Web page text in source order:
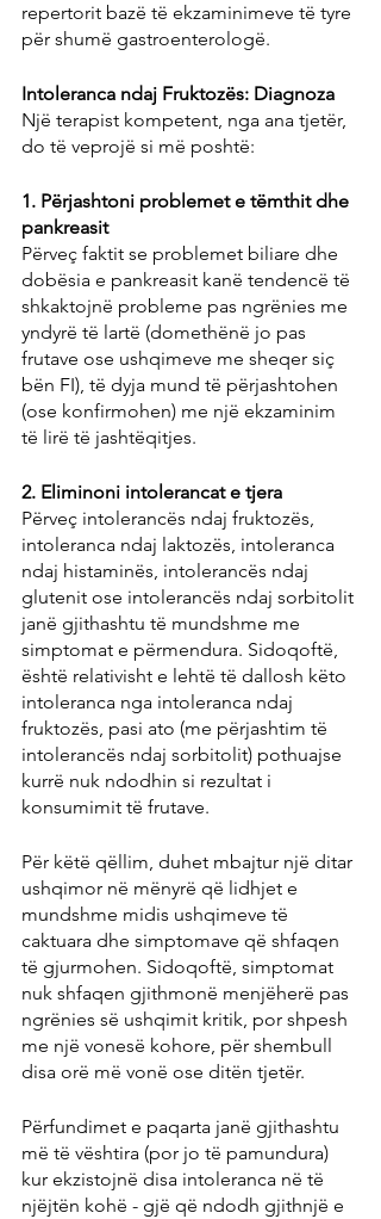
repertorit bazë të ekzaminimeve të tyre
për shumë gastroenterologë.
Intoleranca ndaj Fruktozës: Diagnoza
Një terapist kompetent, nga ana tjetër,
do të veprojë si më poshtë:
1. Përjashtoni problemet e tëmthit dhe
pankreasit
Përveç faktit se problemet biliare dhe
dobësia e pankreasit kanë tendencë të
shkaktojnë probleme pas ngrënies me
yndyrë të lartë (domethënë jo pas
frutave ose ushqimeve me sheqer siç
bën FI), të dyja mund të përjashtohen
(ose konfirmohen) me një ekzaminim
të lirë të jashtëqitjes.
2. Eliminoni intolerancat e tjera
Përveç intolerancës ndaj fruktozës,
intoleranca ndaj laktozës, intoleranca
ndaj histaminës, intolerancës ndaj
glutenit ose intolerancës ndaj sorbitolit
janë gjithashtu të mundshme me
simptomat e përmendura. Sidoqoftë,
është relativisht e lehtë të dallosh këto
intoleranca nga intoleranca ndaj
fruktozës, pasi ato (me përjashtim të
intolerancës ndaj sorbitolit) pothuajse
kurrë nuk ndodhin si rezultat i
konsumimit të frutave.
Për këtë qëllim, duhet mbajtur një ditar
ushqimor në mënyrë që lidhjet e
mundshme midis ushqimeve të
caktuara dhe simptomave që shfaqen
të gjurmohen. Sidoqoftë, simptomat
nuk shfaqen gjithmonë menjëherë pas
ngrënies së ushqimit kritik, por shpesh
me një vonesë kohore, për shembull
disa orë më vonë ose ditën tjetër.
Përfundimet e paqarta janë gjithashtu
më të vështira (por jo të pamundura)
kur ekzistojnë disa intoleranca në të
njëjtën kohë - gjë që ndodh gjithnjë e